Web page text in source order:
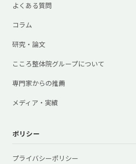
よくある質問
コラム
研究・論文
こころ整体院グループについて
専門家からの推薦
メディア・実績
ポリシー
プライバシーポリシー